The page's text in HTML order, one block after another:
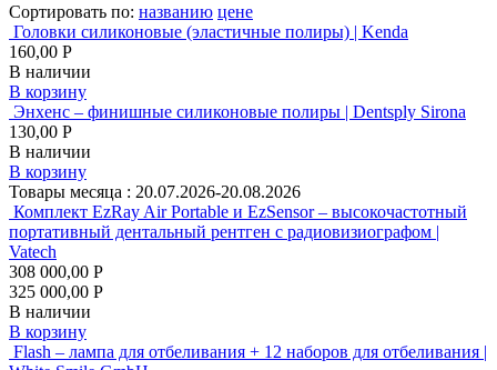
Сортировать по: названию цене
Головки силиконовые (эластичные полиры) | Kenda
160,00 Р
В наличии
В корзину
Энхенс – финишные силиконовые полиры | Dentsply Sirona
130,00 Р
В наличии
В корзину
Товары месяца : 20.07.2026-20.08.2026
Комплект EzRay Air Portable и EzSensor – высокочастотный
портативный дентальный рентген с радиовизиографом |
Vatech
308 000,00 Р
325 000,00 Р
В наличии
В корзину
Flash – лампа для отбеливания + 12 наборов для отбеливания |